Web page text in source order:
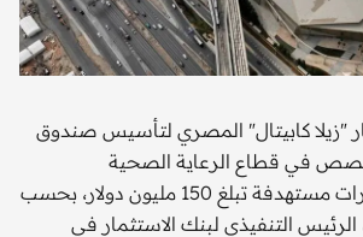
"زيلا كابيتال" المصري لتأسيس صندوق
في قطاع الرعاية الصحية
بالسعودية، باستثمارات مستهدفة تبلغ 150 مليون دولار، بحسب
التنفيذي لبنك الاستثمار في